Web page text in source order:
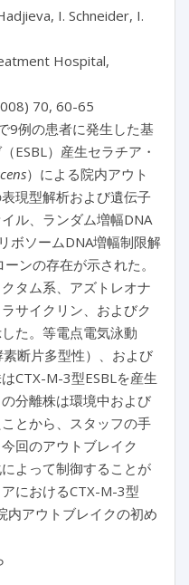
I. Schneider, I.
Hospital,
70, 60-65
9例の患者に発生した基
ESBL）産生セラチア・
）による院内アウト
現型解析および遺伝子
ル、ランダム増幅DNA
ボソームDNA増幅制限解
ンの存在が示された。
タム系、アズトレオナ
サイクリン、およびク
た。等電点電気泳動
断片多型性）、および
CTX-M-3型ESBLを産生
分離株は環境中および
とから、スタッフの手
回のアウトブレイク
よって制御することが
におけるCTX-M-3型
内アウトブレイクの初め